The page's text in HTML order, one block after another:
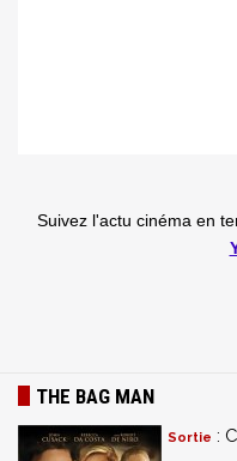
Suivez l'actu cinéma en
THE BAG MAN
Sortie :